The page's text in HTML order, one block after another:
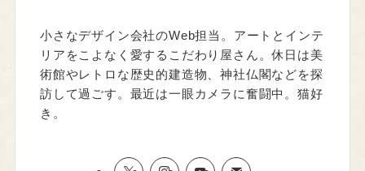
小さなデザイン会社のWeb担当。アートとインテ
リアをこよなく愛するこだわり屋さん。休日は美
術館やレトロな歴史的建造物、神社仏閣などを探
訪して過ごす。最近は一眼カメラに奮闘中。猫好
き。